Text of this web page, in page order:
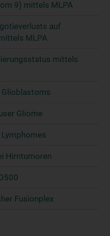
9) mittels MLPA
auf
MLPA
mittels
Glioblastoms
Gliome
Hirntumoren
Fusionplex